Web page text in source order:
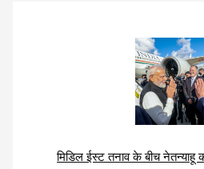
मिडिल ईस्ट तनाव के बीच नेतन्याहू